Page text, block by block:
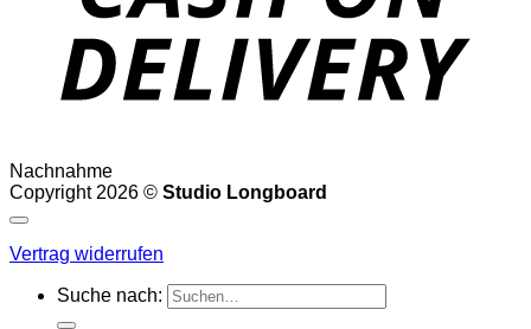
Nachnahme
Copyright 2026 © Studio Longboard
Vertrag widerrufen
Suche nach: